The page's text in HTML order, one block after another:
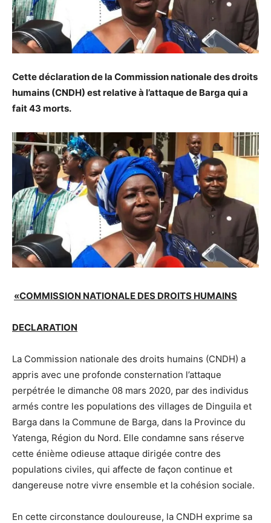
Cette déclaration de la Commission nationale des droits
humains (CNDH) est relative à l’attaque de Barga qui a
fait 43 morts.
«COMMISSION NATIONALE DES DROITS HUMAINS
DECLARATION
La Commission nationale des droits humains (CNDH) a
appris avec une profonde consternation l’attaque
perpétrée le dimanche 08 mars 2020, par des individus
armés contre les populations des villages de Dinguila et
Barga dans la Commune de Barga, dans la Province du
Yatenga, Région du Nord. Elle condamne sans réserve
cette énième odieuse attaque dirigée contre des
populations civiles, qui affecte de façon continue et
dangereuse notre vivre ensemble et la cohésion sociale.
En cette circonstance douloureuse, la CNDH exprime sa